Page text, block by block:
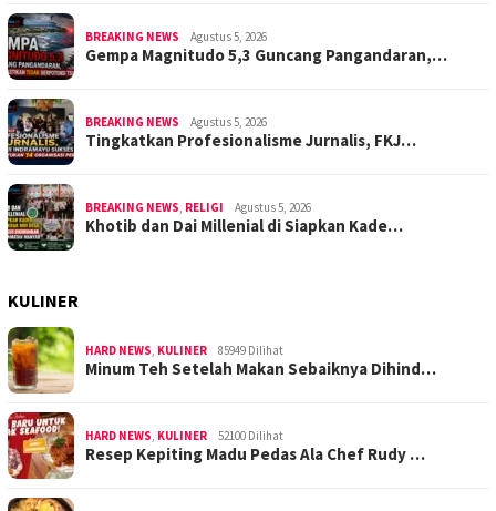
BREAKING NEWS Agustus 5, 2026
Gempa Magnitudo 5,3 Guncang Pangandaran,…
BREAKING NEWS Agustus 5, 2026
Tingkatkan Profesionalisme Jurnalis, FKJ…
BREAKING NEWS RELIGI Agustus 5, 2026
Khotib dan Dai Millenial di Siapkan Kade…
KULINER
HARD NEWS KULINER 85949 Dilihat
Minum Teh Setelah Makan Sebaiknya Dihind…
HARD NEWS KULINER 52100 Dilihat
Resep Kepiting Madu Pedas Ala Chef Rudy …